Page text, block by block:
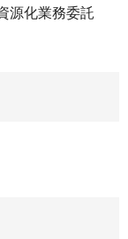
源化業務委託